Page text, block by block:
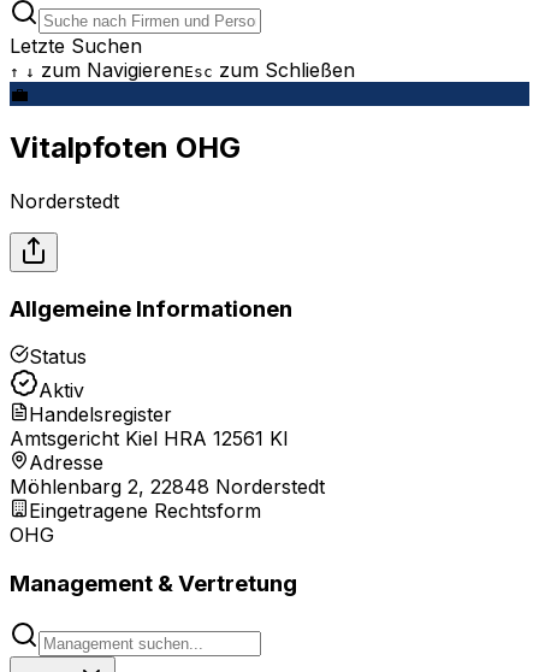
Letzte Suchen
↑ ↓ zum NavigierenEsc zum Schließen
💼
Vitalpfoten OHG
Norderstedt
Allgemeine Informationen
Status
Aktiv
Handelsregister
Amtsgericht Kiel HRA 12561 KI
Adresse
Möhlenbarg 2, 22848 Norderstedt
Eingetragene Rechtsform
OHG
Management & Vertretung